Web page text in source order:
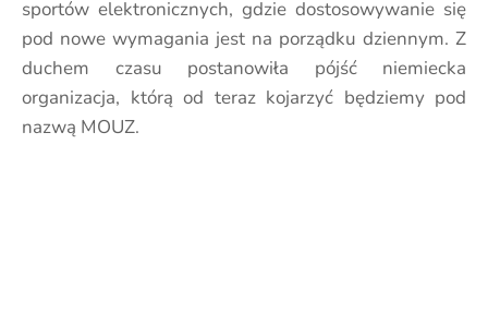
sportów elektronicznych, gdzie dostosowywanie się
pod nowe wymagania jest na porządku dziennym. Z
duchem czasu postanowiła pójść niemiecka
organizacja, którą od teraz kojarzyć będziemy pod
nazwą MOUZ.